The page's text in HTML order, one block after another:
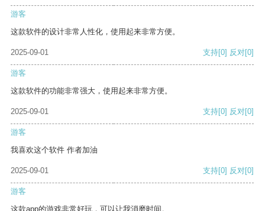
游客
这款软件的设计非常人性化，使用起来非常方便。
2025-09-01 支持[0] 反对[0]
游客
这款软件的功能非常强大，使用起来非常方便。
2025-09-01 支持[0] 反对[0]
游客
我喜欢这个软件 作者加油
2025-09-01 支持[0] 反对[0]
游客
这款app的游戏非常好玩，可以让我消磨时间。